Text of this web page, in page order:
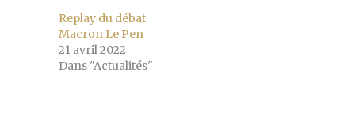
Replay du débat
Macron Le Pen
21 avril 2022
Dans "Actualités"